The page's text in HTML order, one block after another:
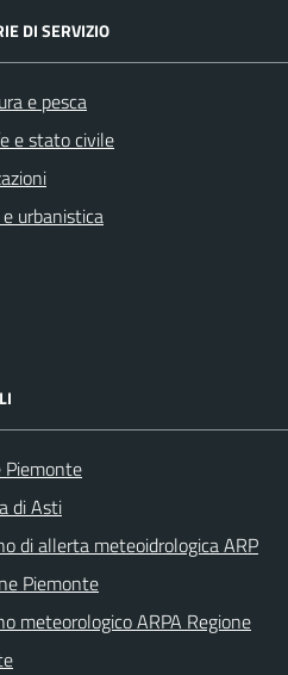
DI SERVIZIO
e pesca
e stato civile
urbanistica
Piemonte
di Asti
di allerta meteoidrologica ARP
Piemonte
meteorologico ARPA Regione